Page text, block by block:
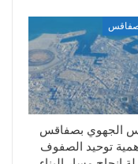
صفاقس
الجهوي بصفاقس
توحيد الصفوف